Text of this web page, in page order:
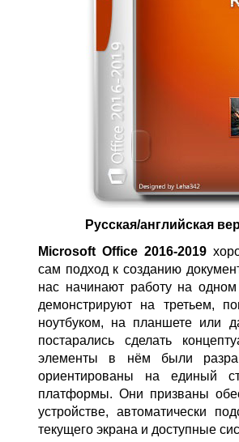
Русская/английская
Microsoft Office 2016-2019
сам подход к созданию
нас начинают работу на
демонстрируют на третьем,
ноутбуком, на планшете или
постарались сделать
элементы в нём были
ориентированы на единый
платформы. Они призваны
устройстве, автоматически
текущего экрана и доступные